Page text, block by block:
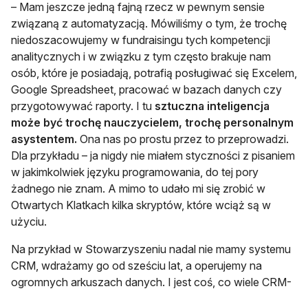
– Mam jeszcze jedną fajną rzecz w pewnym sensie
związaną z automatyzacją. Mówiliśmy o tym, że trochę
niedoszacowujemy w fundraisingu tych kompetencji
analitycznych i w związku z tym często brakuje nam
osób, które je posiadają, potrafią posługiwać się Excelem,
Google Spreadsheet, pracować w bazach danych czy
przygotowywać raporty. I tu sztuczna inteligencja
może być trochę nauczycielem, trochę personalnym
asystentem. Ona nas po prostu przez to przeprowadzi.
Dla przykładu – ja nigdy nie miałem styczności z pisaniem
w jakimkolwiek języku programowania, do tej pory
żadnego nie znam. A mimo to udało mi się zrobić w
Otwartych Klatkach kilka skryptów, które wciąż są w
użyciu.
Na przykład w Stowarzyszeniu nadal nie mamy systemu
CRM, wdrażamy go od sześciu lat, a operujemy na
ogromnych arkuszach danych. I jest coś, co wiele CRM-